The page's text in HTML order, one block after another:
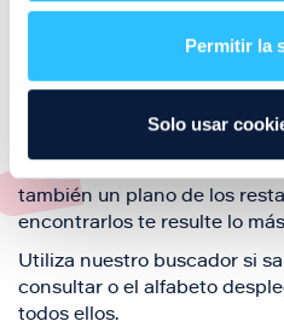
Permitir la
Solo usar
también de nuestra oferta
tu visita.
El este directorio de
también un plano de los
encontrarlos te resulte lo
Utiliza nuestro buscador si
consultar o el alfabeto
todos ellos.